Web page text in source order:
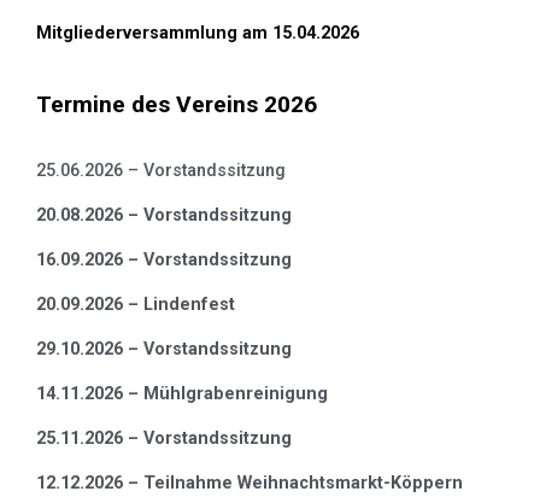
Mitgliederversammlung am 15.04.2026
Termine des Vereins 2026
25.06.2026 – Vorstandssitzung
20.08.2026 – Vorstandssitzung
16.09.2026 – Vorstandssitzung
20.09.2026 – Lindenfest
29.10.2026 – Vorstandssitzung
14.11.2026 – Mühlgrabenreinigung
25.11.2026 – Vorstandssitzung
12.12.2026 – Teilnahme Weihnachtsmarkt-Köppern